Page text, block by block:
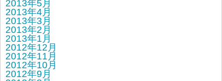
2013年5月
2013年4月
2013年3月
2013年2月
2013年1月
2012年12月
2012年11月
2012年10月
2012年9月